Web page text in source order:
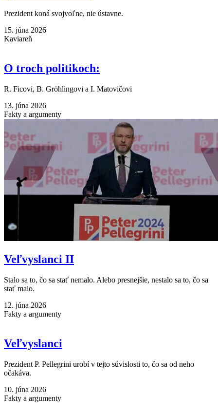
Prezident koná svojvoľne, nie ústavne.
15. júna 2026
Kaviareň
O troch politikoch:
R. Ficovi, B. Gröhlingovi a I. Matovičovi
13. júna 2026
Fakty a argumenty
Veľvyslanci II
Stalo sa to, čo sa stať nemalo. Alebo presnejšie, nestalo sa to, čo sa
stať malo.
12. júna 2026
Fakty a argumenty
Veľvyslanci
Prezident P. Pellegrini urobí v tejto súvislosti to, čo sa od neho
očakáva.
10. júna 2026
Fakty a argumenty